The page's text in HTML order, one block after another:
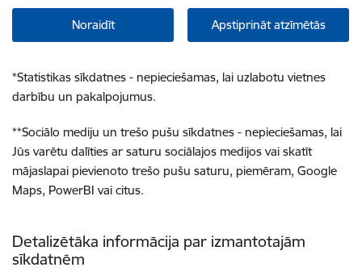
Noraidīt Apstiprināt atzīmētās
*Statistikas sīkdatnes - nepieciešamas, lai uzlabotu vietnes
darbību un pakalpojumus.
**Sociālo mediju un trešo pušu sīkdatnes - nepieciešamas, lai
Jūs varētu dalīties ar saturu sociālajos medijos vai skatīt
mājaslapai pievienoto trešo pušu saturu, piemēram, Google
Maps, PowerBI vai citus.
Detalizētāka informācija par izmantotajām
sīkdatnēm